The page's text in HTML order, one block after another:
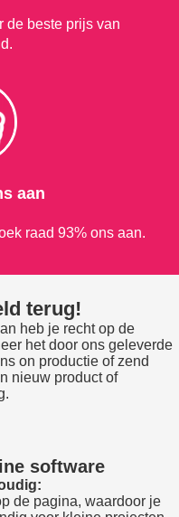
de beste prijs van
aan
raad 93% ons aan.
terug!
heb je recht op de
het door ons geleverde
on productie of zend
nieuw product of
software
de pagina, waardoor je